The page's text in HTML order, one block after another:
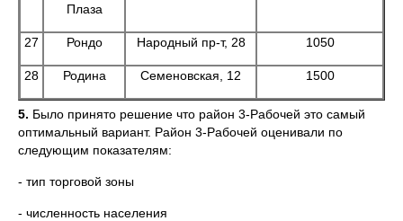
Плаза
27 Рондо Народный пр-т, 28 1050
28 Родина Семеновская, 12 1500
5. Было принято решение что район 3-Рабочей это самый
оптимальный вариант. Район 3-Рабочей оценивали по
следующим показателям:
- тип торговой зоны
- численность населения